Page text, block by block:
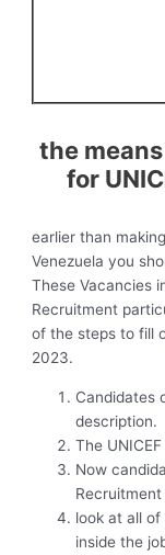
the
for
earlier than
Venezuela you
These Vacancies
Recruitment
of the steps to fill
2023.
Candidates
description.
The
Now
look at all
inside the